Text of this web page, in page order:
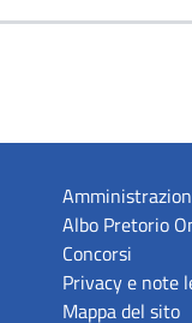
Albo Pretorio
Concorsi
Privacy e note
Mappa del sito